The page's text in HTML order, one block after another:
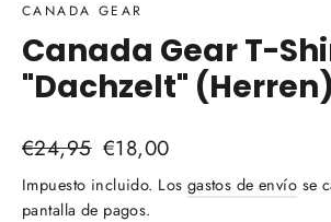
CANADA GEAR
Canada Gear T-
"Dachzelt" (Herren)
Precio
habitual
€24,95 Precio
de
oferta
€18,00
Impuesto incluido. Los gastos de envío se
pantalla de pagos.